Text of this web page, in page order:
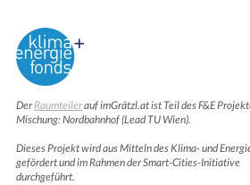
DerRaumteilerauf imGrätzl.at ist Teil des F&E
Mischung: Nordbahnhof (Lead TU Wien).
Dieses Projekt wird aus Mitteln des Klima- und
gefördert und im Rahmen der Smart-Cities-Initiative
durchgeführt.